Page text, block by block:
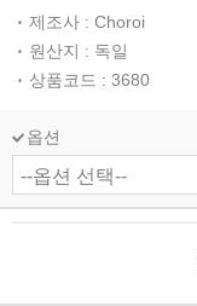
제조사 : Choroi
원산지 : 독일
상품코드 : 3680
옵션